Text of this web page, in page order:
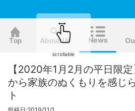
Top About Us News
scrollable
【2020年1月2月の平日限
から家族のぬくもりを感じ
ト